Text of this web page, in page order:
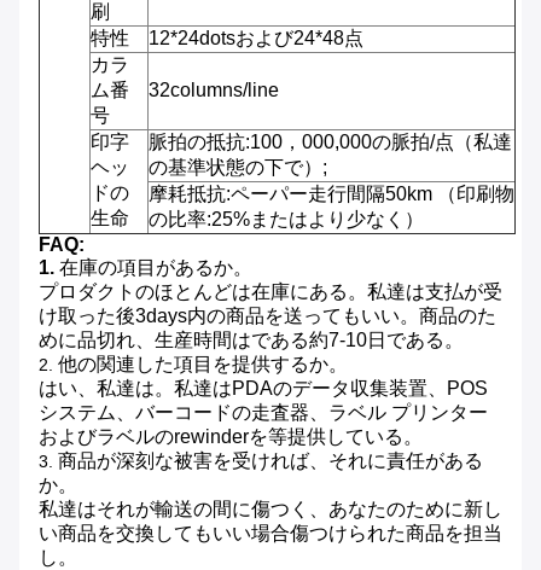
刷
特性
12*24dotsおよび24*48点
カラ
ム番
号
32columns/line
印字
ヘッ
ドの
生命
脈拍の抵抗:100，000,000の脈拍/点（私達
の基準状態の下で）;
摩耗抵抗:ペーパー走行間隔50km （印刷物
の比率:25%またはより少なく）
FAQ:
1. 在庫の項目があるか。
プロダクトのほとんどは在庫にある。私達は支払が受
け取った後3days内の商品を送ってもいい。商品のた
めに品切れ、生産時間はである約7-10日である。
2. 他の関連した項目を提供するか。
はい、私達は。私達はPDAのデータ収集装置、POS
システム、バーコードの走査器、ラベル プリンター
およびラベルのrewinderを等提供している。
3. 商品が深刻な被害を受ければ、それに責任がある
か。
私達はそれが輸送の間に傷つく、あなたのために新し
い商品を交換してもいい場合傷つけられた商品を担当
し。